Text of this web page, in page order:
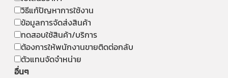
วิธีแก้ปัญหาการใช้งาน
ข้อมูลการจัดส่งสินค้า
ทดสอบใช้สินค้า/บริการ
ต้องการให้พนักงานขายติดต่อกลับ
ตัวแทนจัดจำหน่าย
อื่นๆ